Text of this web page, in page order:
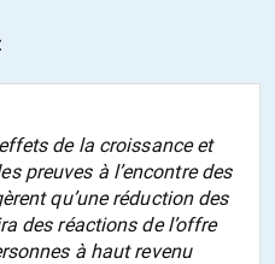
de la croissance et
preuves à l’encontre des
qu’une réduction des
des réactions de l’offre
à haut revenu